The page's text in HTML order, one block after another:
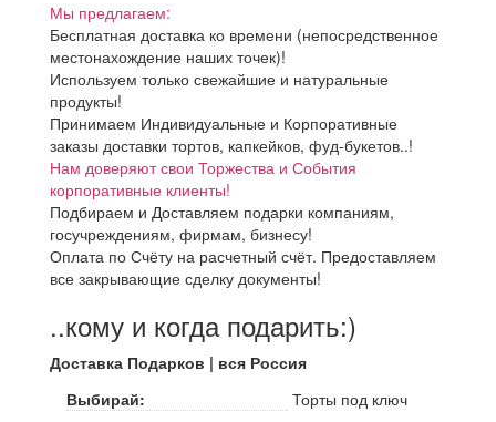
Мы предлагаем:
Бесплатная доставка ко времени (непосредственное
местонахождение наших точек)!
Используем только свежайшие и натуральные
продукты!
Принимаем Индивидуальные и Корпоративные
заказы доставки тортов, капкейков, фуд-букетов..!
Нам доверяют свои Торжества и События
корпоративные клиенты!
Подбираем и Доставляем подарки компаниям,
госучреждениям, фирмам, бизнесу!
Оплата по Счёту на расчетный счёт. Предоставляем
все закрывающие сделку документы!
..кому и когда подарить:)
Доставка Подарков | вся Россия
Выбирай:
Торты под ключ